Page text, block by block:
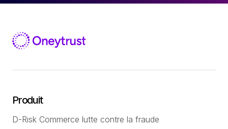
Produit
D-Risk Commerce lutte contre la fraude